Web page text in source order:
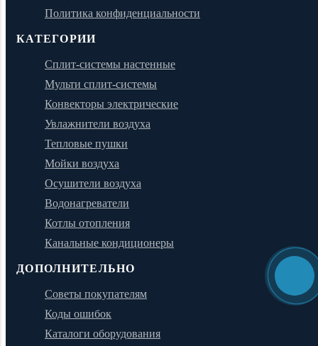
Политика конфиденциальности
КАТЕГОРИИ
Сплит-системы настенные
Мульти сплит-системы
Конвекторы электрические
Увлажнители воздуха
Тепловые пушки
Мойки воздуха
Осушители воздуха
Водонагреватели
Котлы отопления
Канальные кондиционеры
ДОПОЛНИТЕЛЬНО
Советы покупателям
Коды ошибок
Каталоги оборудования